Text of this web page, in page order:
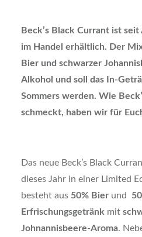
Beck’s Black Currant ist
im Handel erhältlich. Der
Bier und schwarzer
Alkohol und soll das In-
Sommers werden. Wie
schmeckt, haben wir für
Das neue Beck’s Black
dieses Jahr in einer Limited
besteht aus 50% Bierund
Erfrischungsgetränk mit
Johnannisbeere-Aroma.